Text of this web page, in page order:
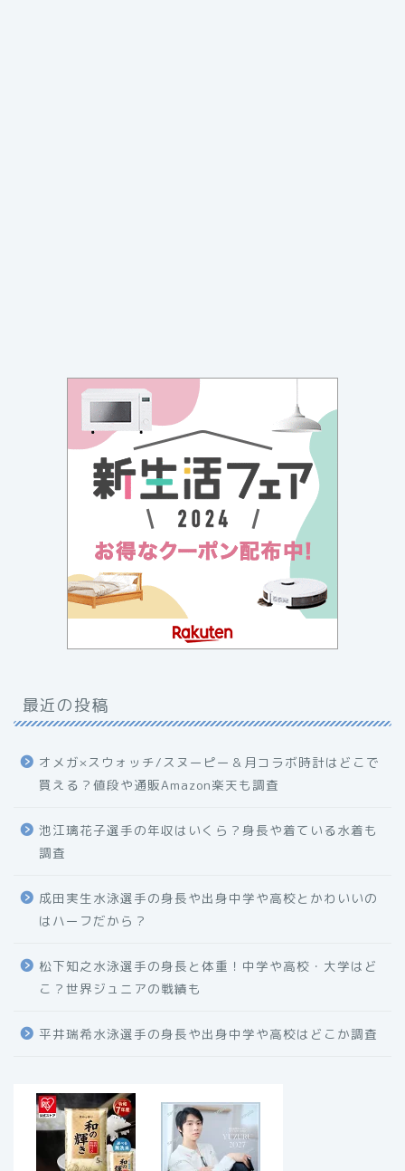
最近の投稿
オメガ×スウォッチ/スヌーピー＆月コラボ時計はどこで
買える？値段や通販Amazon楽天も調査
池江璃花子選手の年収はいくら？身長や着ている水着も
調査
成田実生水泳選手の身長や出身中学や高校とかわいいの
はハーフだから？
松下知之水泳選手の身長と体重！中学や高校・大学はど
こ？世界ジュニアの戦績も
平井瑞希水泳選手の身長や出身中学や高校はどこか調査